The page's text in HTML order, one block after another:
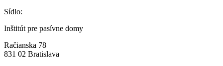
Sídlo:
Inštitút pre pasívne domy
Račianska 78
831 02 Bratislava